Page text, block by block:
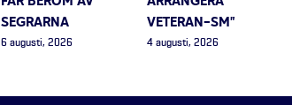
SEGRARNA
6 augusti, 2026
VETERAN-SM”
4 augusti, 2026